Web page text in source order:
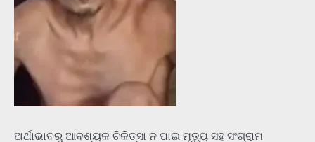
ଅର୍ଥାଭାବରୁ ଆବଶ୍ୟକ ଚିକିତ୍ସା ନ ପାଇ ମୃତ୍ୟୁ ସହ ସଂଗ୍ରାମ